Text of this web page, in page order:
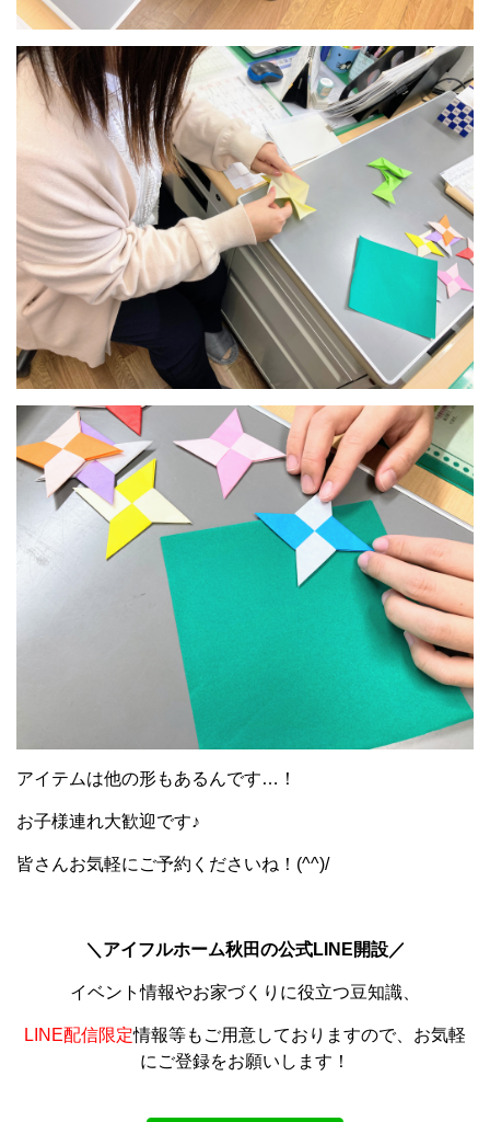
アイテムは他の形もあるんです…！
お子様連れ大歓迎です♪
皆さんお気軽にご予約くださいね！(^^)/
＼アイフルホーム秋田の公式LINE開設／
イベント情報やお家づくりに役立つ豆知識、
LINE配信限定情報等もご用意しておりますので、お気軽
にご登録をお願いします！